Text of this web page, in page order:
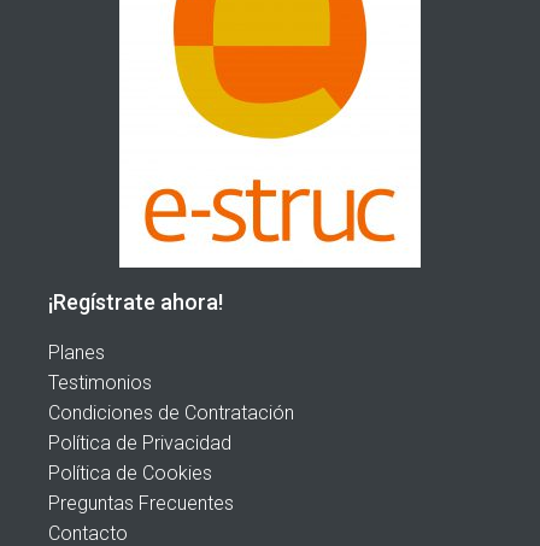
¡Regístrate ahora!
Planes
Testimonios
Condiciones de Contratación
Política de Privacidad
Política de Cookies
Preguntas Frecuentes
Contacto